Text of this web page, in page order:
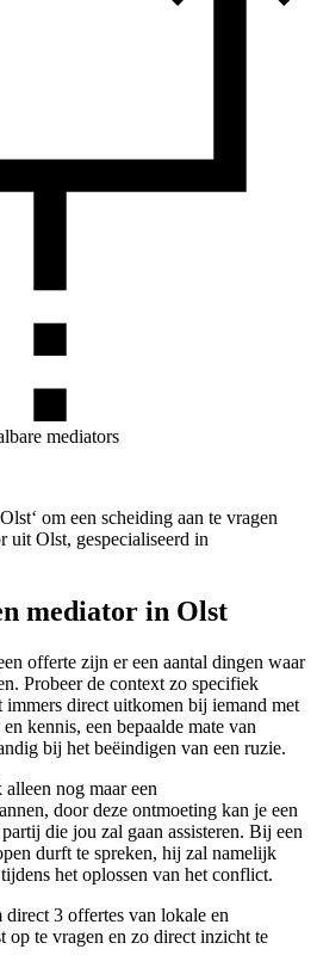
mediators
om een scheiding aan te vragen
uit Olst, gespecialiseerd in
mediator in Olst
offerte zijn er een aantal dingen waar
Probeer de context zo specifiek
direct uitkomen bij iemand met
kennis, een bepaalde mate van
bij het beëindigen van een ruzie.
nog maar een
door deze ontmoeting kan je een
die jou zal gaan assisteren. Bij een
durft te spreken, hij zal namelijk
het oplossen van het conflict.
3 offertes van lokale en
op te vragen en zo direct inzicht te